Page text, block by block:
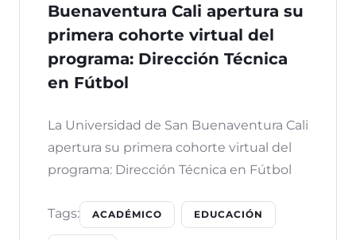
Buenaventura Cali apertura su
primera cohorte virtual del
programa: Dirección Técnica
en Fútbol
La Universidad de San Buenaventura Cali
apertura su primera cohorte virtual del
programa: Dirección Técnica en Fútbol
Tags: ACADÉMICO EDUCACIÓN